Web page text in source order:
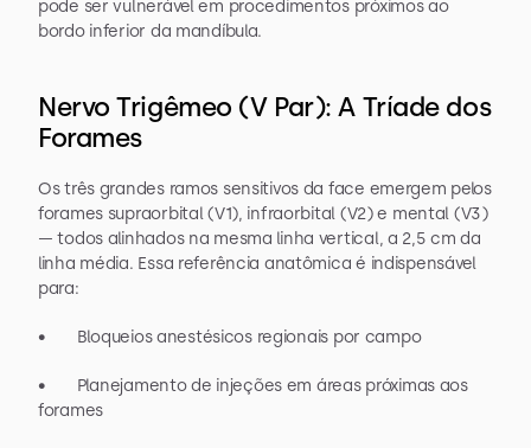
pode ser vulnerável em procedimentos próximos ao
bordo inferior da mandíbula.
Nervo Trigêmeo (V Par): A Tríade dos
Forames
Os três grandes ramos sensitivos da face emergem pelos
forames supraorbital (V1), infraorbital (V2) e mental (V3)
— todos alinhados na mesma linha vertical, a 2,5 cm da
linha média. Essa referência anatômica é indispensável
para:
•       Bloqueios anestésicos regionais por campo
•       Planejamento de injeções em áreas próximas aos
forames